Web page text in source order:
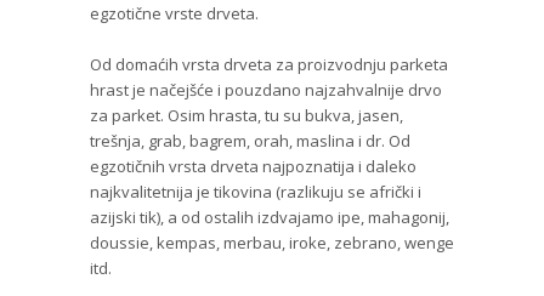
egzotične vrste drveta.
Od domaćih vrsta drveta za proizvodnju parketa
hrast je načejšće i pouzdano najzahvalnije drvo
za parket. Osim hrasta, tu su bukva, jasen,
trešnja, grab, bagrem, orah, maslina i dr. Od
egzotičnih vrsta drveta najpoznatija i daleko
najkvalitetnija je tikovina (razlikuju se afrički i
azijski tik), a od ostalih izdvajamo ipe, mahagonij,
doussie, kempas, merbau, iroke, zebrano, wenge
itd.